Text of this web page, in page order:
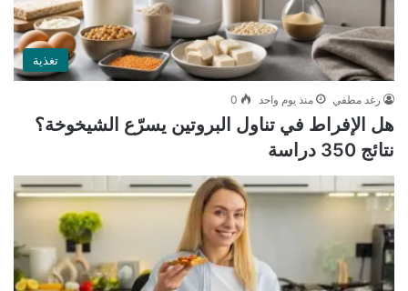
تغذية
رغد مطفي منذ يوم واحد 0
هل الإفراط في تناول البروتين يسرّع الشيخوخة؟
نتائج 350 دراسة